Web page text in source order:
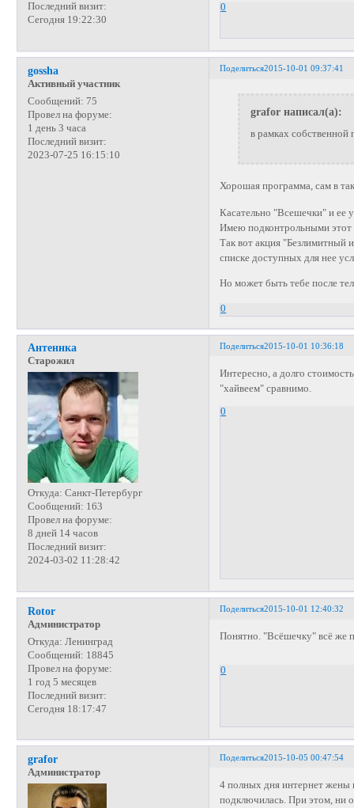
Последний визит:
Сегодня 19:22:30
0
Поделиться2015-10-01 09:37:41
gossha
Активный участник
Сообщений: 75
Провел на форуме:
1 день 3 часа
Последний визит:
2023-07-25 16:15:10
grafor написал(а):
в рамках
Хорошая программа, сам в
Касательно "Всешечки" и ее
Имею подконтрольными
Так вот акция "Безлимитный
списке доступных для нее
Но может быть тебе после
0
Поделиться2015-10-01 10:36:18
Антеннка
Старожил
Откуда: Санкт-Петербург
Сообщений: 163
Провел на форуме:
8 дней 14 часов
Последний визит:
2024-03-02 11:28:42
Интересно, а долго
"хайвеем" сравнимо.
0
Поделиться2015-10-01 12:40:32
Rotor
Администратор
Откуда: Ленинград
Сообщений: 18845
Провел на форуме:
1 год 5 месяцев
Последний визит:
Сегодня 18:17:47
Понятно. "Всёшечку" всё же
0
Поделиться2015-10-05 00:47:54
grafor
Администратор
4 полных дня интернет жены
подключилась. При этом, ни